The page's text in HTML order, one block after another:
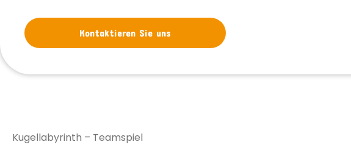
Kontaktieren Sie uns
Kugellabyrinth – Teamspiel